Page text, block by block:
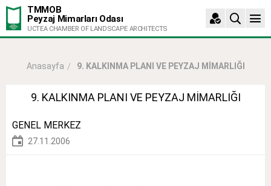
TMMOB
Peyzaj Mimarları Odası
UCTEA CHAMBER OF LANDSCAPE ARCHITECTS
Anasayfa 9. KALKINMA PLANI VE PEYZAJ MİMARLIĞI
9. KALKINMA PLANI VE PEYZAJ MİMARLIĞI
GENEL MERKEZ
27.11.2006